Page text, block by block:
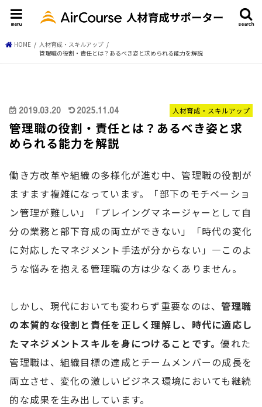
search
menu
HOME
人材育成・スキルアップ
管理職の役割・責任とは？あるべき姿と求められる能力を解説
人材育成・スキルアップ
2019.03.20 2025.11.04
管理職の役割・責任とは？あるべき姿と求
められる能力を解説
働き方改革や組織の多様化が進む中、管理職の役割が
ますます複雑になっています。「部下のモチベーショ
ン管理が難しい」「プレイングマネージャーとして自
分の業務と部下育成の両立ができない」「時代の変化
に対応したマネジメント手法が分からない」―このよ
うな悩みを抱える管理職の方は少なくありません。
しかし、現代においても変わらず重要なのは、管理職
の本質的な役割と責任を正しく理解し、時代に適応し
たマネジメントスキルを身につけることです。優れた
管理職は、組織目標の達成とチームメンバーの成長を
両立させ、変化の激しいビジネス環境においても継続
的な成果を生み出しています。